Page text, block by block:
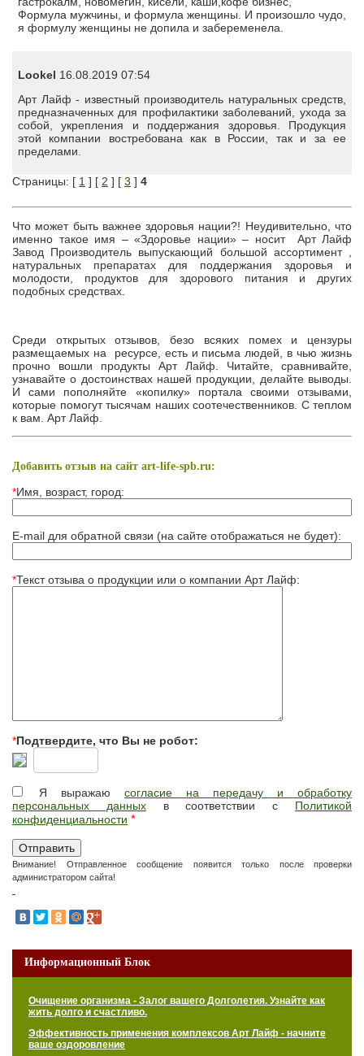
Формула мужчины, и формула женщины. И произошло чудо,
я формулу женщины не допила и забеременела.
Lookel 16.08.2019 07:54
Арт Лайф - известный производитель натуральных средств,
предназначенных для профилактики заболеваний, ухода за
собой, укрепления и поддержания здоровья. Продукция
этой компании востребована как в России, так и за ее
пределами.
Страницы: [ 1 ] [ 2 ] [ 3 ] 4
Что может быть важнее здоровья нации?! Неудивительно, что
именно такое имя – «Здоровье нации» – носит Арт Лайф
Завод Производитель выпускающий большой ассортимент ,
натуральных препаратах для поддержания здоровья и
молодости, продуктов для здорового питания и других
подобных средствах.
Среди открытых отзывов, безо всяких помех и цензуры
размещаемых на ресурсе, есть и письма людей, в чью жизнь
прочно вошли продукты Арт Лайф. Читайте, сравнивайте,
узнавайте о достоинствах нашей продукции, делайте выводы.
И сами пополняйте «копилку» портала своими отзывами,
которые помогут тысячам наших соотечественников. С теплом
к вам. Арт Лайф.
Добавить отзыв на сайт art-life-spb.ru:
*Имя, возраст, город:
E-mail для обратной связи (на сайте отображаться не будет):
*Текст отзыва о продукции или о компании Арт Лайф:
*Подтвердите, что Вы не робот:
Я выражаю согласие на передачу и обработку
персональных данныхв соответствии с Политикой
конфиденциальности *
Внимание! Отправленное сообщение появится только после проверки
администратором сайта!
Информационный Блок
Очищение организма - Залог вашего Долголетия. Узнайте как
жить долго и счастливо.
Эффективность применения комплексов Арт Лайф - начните
ваше оздоровление